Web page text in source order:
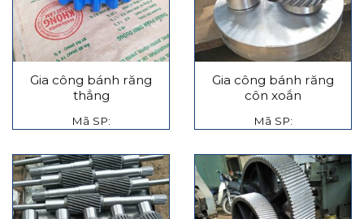
Gia công bánh răng
thẳng
Mã SP:
Gia công bánh răng
côn xoắn
Mã SP: